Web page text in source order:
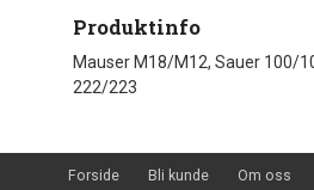
Produktinfo
Mauser M18/M12, Sauer 100/
222/223
Forside Bli kunde Om oss